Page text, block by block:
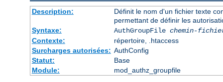
Description:
Définit le nom d'un fichier texte
permettant de définir les
Syntaxe:
AuthGroupFile chemin-
Contexte:
répertoire, .htaccess
Surcharges autorisées: AuthConfig
Statut:
Base
Module:
mod_authz_groupfile